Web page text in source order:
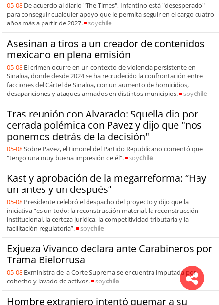
05-08 De acuerdo al diario "The Times", Infantino está "desesperado"
para conseguir cualquier apoyo que le permita seguir en el cargo cuatro
años más a partir de 2027.
soychile
Asesinan a tiros a un creador de contenidos
mexicano en plena emisión
05-08 El crimen ocurre en un contexto de violencia persistente en
Sinaloa, donde desde 2024 se ha recrudecido la confrontación entre
facciones del Cártel de Sinaloa, con un aumento de homicidios,
desapariciones y ataques armados en distintos municipios.
soychile
Tras reunión con Alvarado: Squella dio por
cerrada polémica con Pavez y dijo que "nos
ponemos detrás de la decisión"
05-08Sobre Pavez, el timonel del Partido Republicano comentó que
"tengo una muy buena impresión de él".
soychile
Kast y aprobación de la megarreforma: “Hay
un antes y un después”
05-08 Presidente celebró el despacho del proyecto y dijo que la
iniciativa “es un todo: la reconstrucción material, la reconstrucción
institucional, la certeza jurídica, la competitividad tributaria y la
facilitación regulatoria”.
soychile
Exjueza Vivanco declara ante Carabineros por
Trama Bielorrusa
05-08 Exministra de la Corte Suprema se encuentra imputada por
cohecho y lavado de activos.
soychile
Hombre extranjero intentó quemar a su